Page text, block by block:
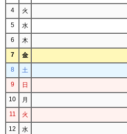
4
火
5
水
6
木
7
金
8
土
9
日
10
月
11
火
12
水